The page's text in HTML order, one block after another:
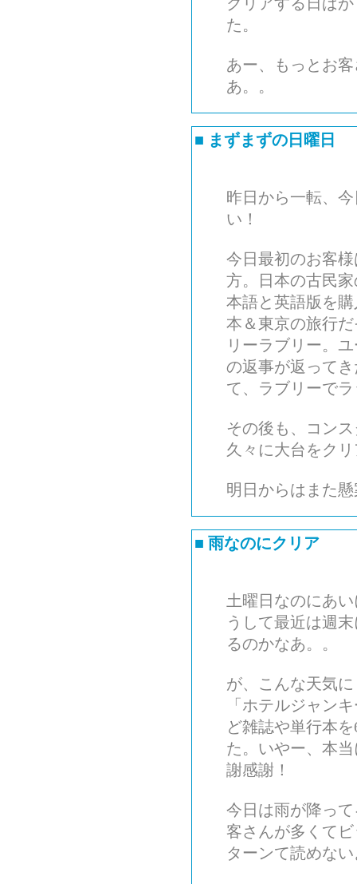
た。
あー、もっとお
あ。。
■ まずまずの日曜日
昨日から一転、
い！
今日最初のお客
方。日本の古民
本語と英語版を
本＆東京の旅行
リーラブリー。
の返事が返って
て、ラブリーで
その後も、コン
久々に大台をク
明日からはまた
■ 雨なのにクリア
土曜日なのにあ
うして最近は週
るのかなあ。。
が、こんな天気
「ホテルジャン
ど雑誌や単行本
た。いやー、本
謝感謝！
今日は雨が降っ
客さんが多くて
ターンて読めな